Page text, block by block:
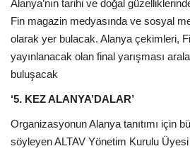
Lezzet Durakları
Röportajlar
Gezi - Yorum
Sizlerden Gelenler
Alanya’nın tarihi ve doğal
Fin magazin medyasında ve sosyal
olarak yer bulacak. Alanya çekimleri,
yayınlanacak olan final yarışması
buluşacak
‘5. KEZ ALANYA’DALAR’
Organizasyonun Alanya tanıtımı için
söyleyen ALTAV Yönetim Kurulu